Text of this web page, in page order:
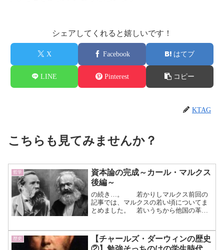
シェアしてくれると嬉しいです！
X Facebook はてブ
LINE Pinterest コピー
KTAG
こちらも見てみませんか？
哲学
資本論の完成～カール・マルクス
後編～
の続き…。 若かりしマルクス前回の
記事では、マルクスの若い頃についてま
とめました。 若いうちから他国の革命
しかし彼が俯瞰した視点から国を見るこ
とができたのも、この経験...（続きを読
歴史
【チャールズ・ダーウィンの歴史